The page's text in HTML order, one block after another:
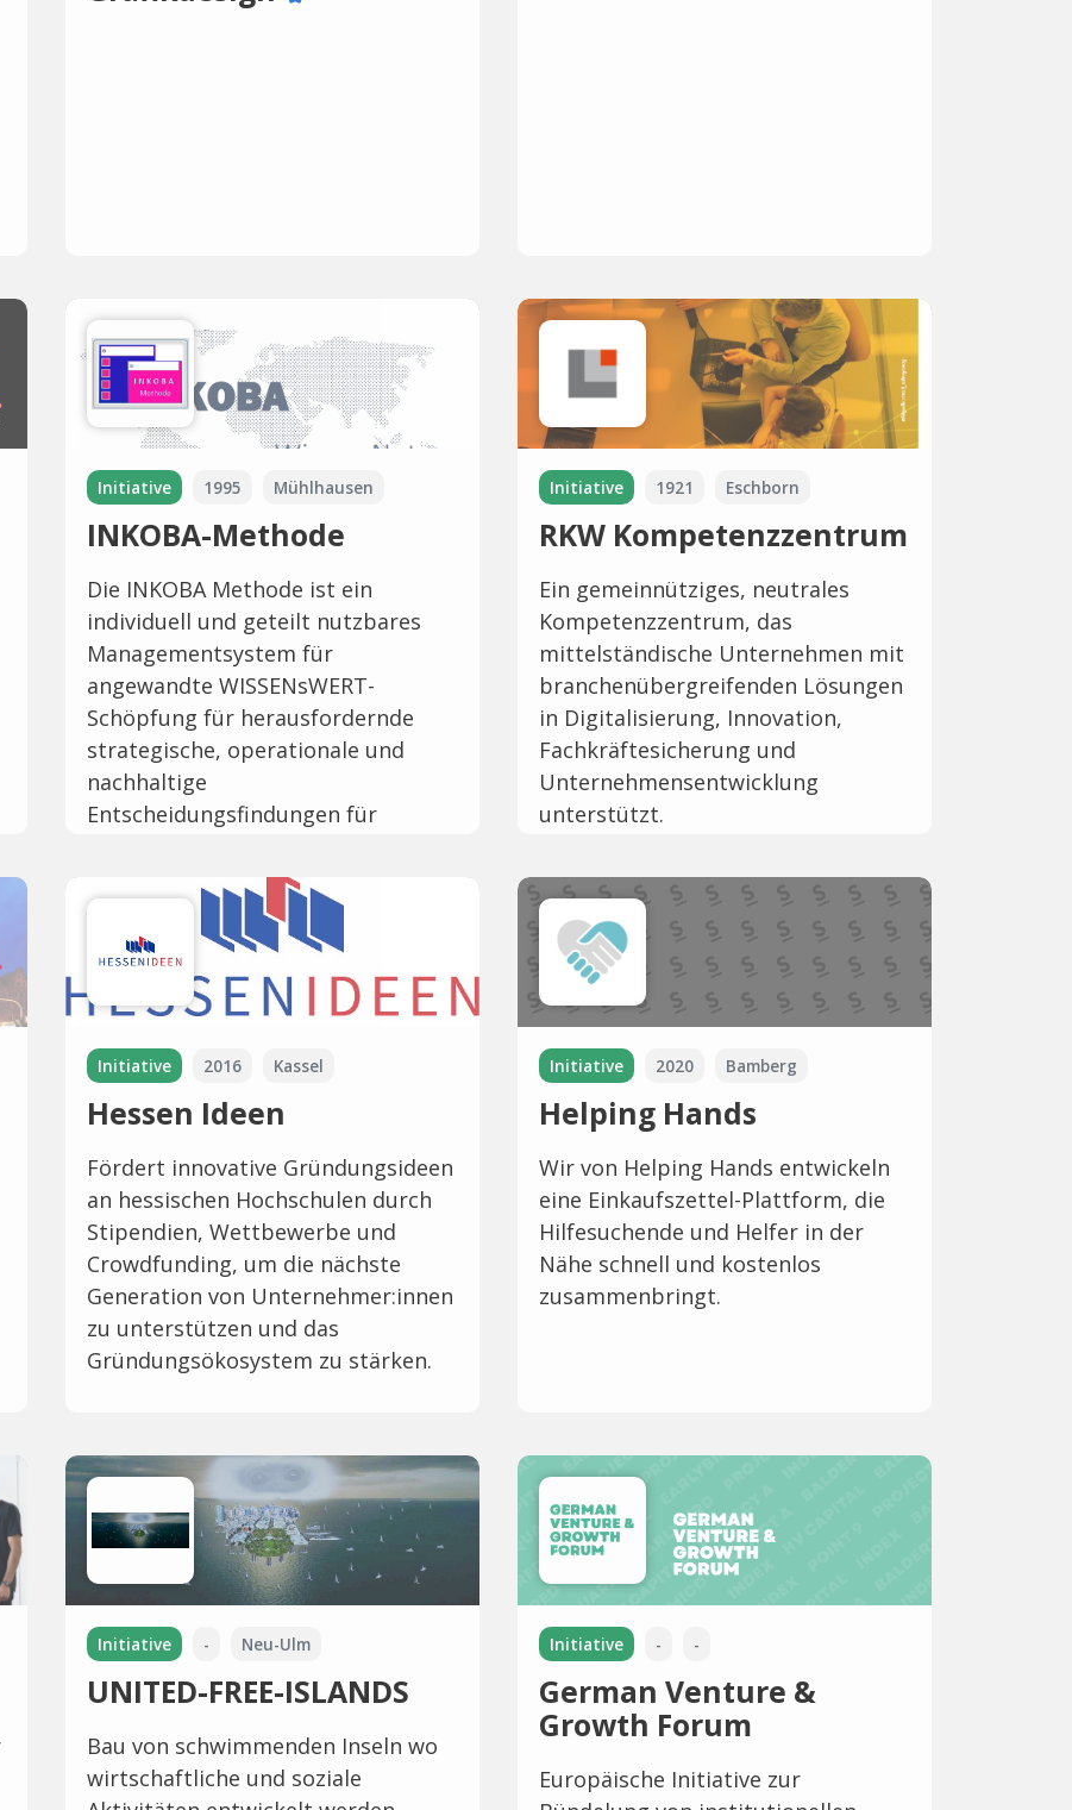
Initiative 1995 Mühlhausen
INKOBA-Methode
Die INKOBA Methode ist ein
individuell und geteilt nutzbares
Managementsystem für
angewandte WISSENsWERT-
Schöpfung für herausfordernde
strategische, operationale und
nachhaltige
Entscheidungsfindungen für
Nachwuchskräfte.
Initiative 1921 Eschborn
RKW Kompetenzzentrum
Ein gemeinnütziges, neutrales
Kompetenzzentrum, das
mittelständische Unternehmen mit
branchenübergreifenden Lösungen
in Digitalisierung, Innovation,
Fachkräftesicherung und
Unternehmensentwicklung
unterstützt.
Initiative 2016 Kassel
Hessen Ideen
Fördert innovative Gründungsideen
an hessischen Hochschulen durch
Stipendien, Wettbewerbe und
Crowdfunding, um die nächste
Generation von Unternehmer:innen
zu unterstützen und das
Gründungsökosystem zu stärken.
Initiative 2020 Bamberg
Helping Hands
Wir von Helping Hands entwickeln
eine Einkaufszettel-Plattform, die
Hilfesuchende und Helfer in der
Nähe schnell und kostenlos
zusammenbringt.
Initiative - Neu-Ulm
UNITED-FREE-ISLANDS
Bau von schwimmenden Inseln wo
wirtschaftliche und soziale
Initiative - -
German Venture &
Growth Forum
Europäische Initiative zur